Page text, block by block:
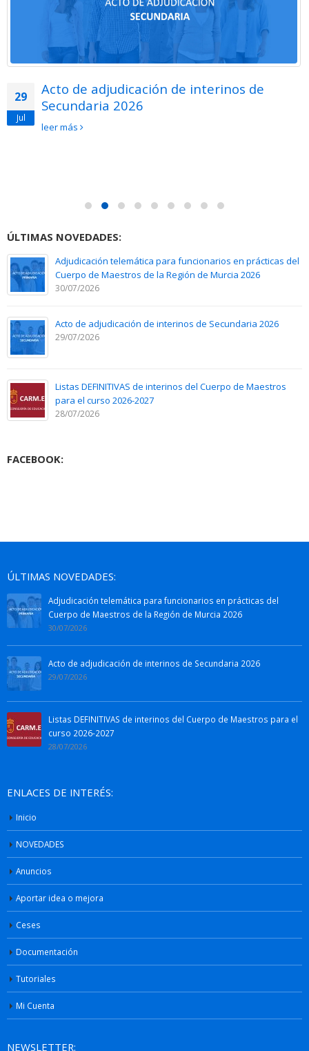
29
Jul
Acto de adjudicación de interinos de
Secundaria 2026
leer más
ÚLTIMAS NOVEDADES:
Adjudicación telemática para funcionarios en prácticas del
Cuerpo de Maestros de la Región de Murcia 2026
30/07/2026
Acto de adjudicación de interinos de Secundaria 2026
29/07/2026
Listas DEFINITIVAS de interinos del Cuerpo de Maestros
para el curso 2026-2027
28/07/2026
FACEBOOK:
ÚLTIMAS NOVEDADES:
Adjudicación telemática para funcionarios en prácticas del
Cuerpo de Maestros de la Región de Murcia 2026
30/07/2026
Acto de adjudicación de interinos de Secundaria 2026
29/07/2026
Listas DEFINITIVAS de interinos del Cuerpo de Maestros para el
curso 2026-2027
28/07/2026
ENLACES DE INTERÉS:
Inicio
NOVEDADES
Anuncios
Aportar idea o mejora
Ceses
Documentación
Tutoriales
Mi Cuenta
NEWSLETTER: